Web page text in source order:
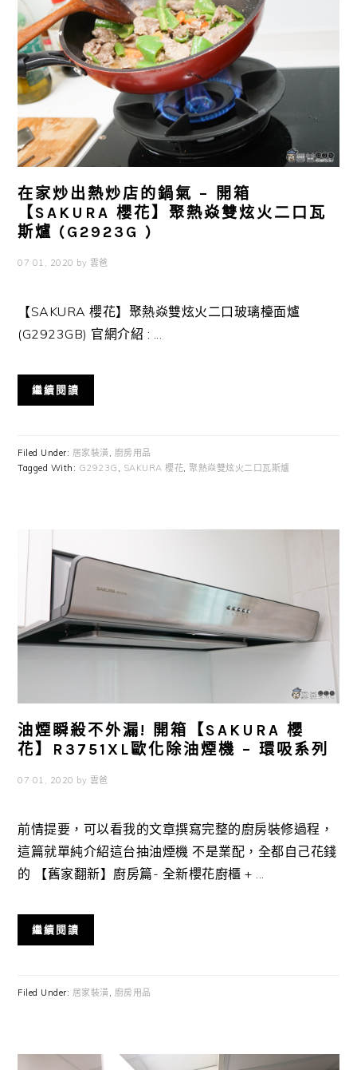
在家炒出熱炒店的鍋氣 – 開箱
【SAKURA 櫻花】聚熱焱雙炫火二口瓦
斯爐 (G2923G )
07 01, 2020 by 雲爸
【SAKURA 櫻花】聚熱焱雙炫火二口玻璃檯面爐
(G2923GB) 官網介紹 : ...
繼續閱讀
Filed Under: 居家裝潢
廚房用品
Tagged With: G2923G SAKURA 櫻花 ,聚熱焱雙炫火二口瓦斯爐
油煙瞬殺不外漏! 開箱【SAKURA 櫻
花】R3751XL歐化除油煙機 – 環吸系列
07 01, 2020 by 雲爸
前情提要，可以看我的文章撰寫完整的廚房裝修過程，
這篇就單純介紹這台抽油煙機 不是業配，全都自己花錢
的 【舊家翻新】廚房篇- 全新櫻花廚櫃 + ...
繼續閱讀
Filed Under: 居家裝潢, 廚房用品